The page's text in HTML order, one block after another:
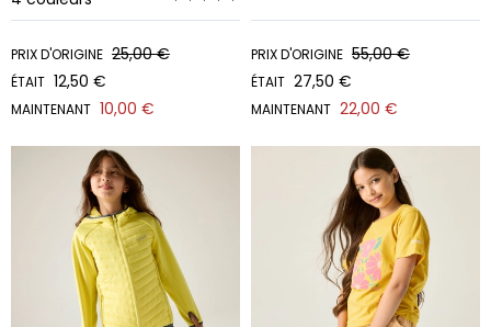
PRIX D'ORIGINE 25,00 €
ÉTAIT 12,50 €
MAINTENANT 10,00 €
PRIX D'ORIGINE 55,00 €
ÉTAIT 27,50 €
MAINTENANT 22,00 €